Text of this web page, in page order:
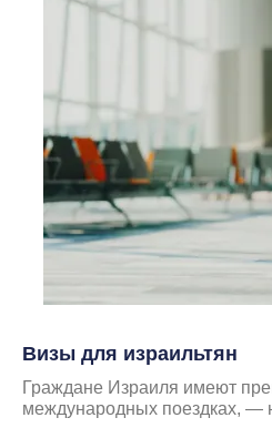
Визы для израильтян
Граждане Израиля имеют
международных поездках, —